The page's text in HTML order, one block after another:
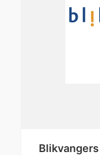
Blikvangers